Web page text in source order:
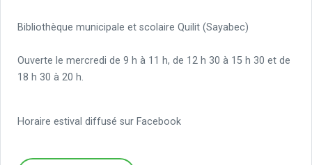
Bibliothèque municipale et scolaire Quilit (Sayabec)
Ouverte le mercredi de 9 h à 11 h, de 12 h 30 à 15 h 30 et de
18 h 30 à 20 h.
Horaire estival diffusé sur Facebook